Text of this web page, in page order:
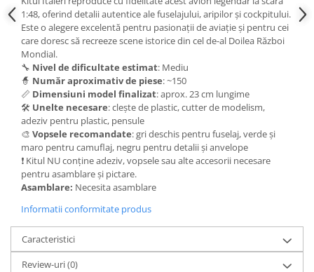
Vallejo Auxiliaries
Vallejo Acrylic Textures
Vopsea la sticluta
Vallejo Liquid Gold
Vallejo Surface Primer
Vallejo Weathering Effects
Vallejo Model Wash
Vallejo Metal Color
AK Interactive
Vopsea Chrome
Creioane Weathering
Auxiliare
Real Colors Markers
Auxiliare & Diluanti
1:48, oferind detalii autentice ale fuselajului, aripilor și cockpitului.
Este o alegere excelentă pentru pasionații de aviație și pentru cei
care doresc să recreeze scene istorice din cel de-al Doilea Război
Mondial.
🔧 Nivel de dificultate estimat: Mediu
🧙 Număr aproximativ de piese: ~150
📏 Dimensiuni model finalizat: aprox. 23 cm lungime
🛠️ Unelte necesare: clește de plastic, cutter de modelism,
adeziv pentru plastic, pensule
🎨 Vopsele recomandate: gri deschis pentru fuselaj, verde și
maro pentru camuflaj, negru pentru detalii și anvelope
❗ Kitul NU conține adeziv, vopsele sau alte accesorii necesare
pentru asamblare și pictare.
Asamblare: Necesita asamblare
Informatii conformitate produs
Caracteristici
Review-uri(0)